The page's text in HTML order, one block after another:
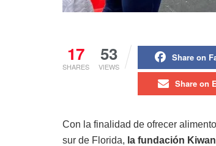
17
SHARES
53
VIEWS
Share on
Share on
Con la finalidad de ofrecer
sur de Florida, la fundación